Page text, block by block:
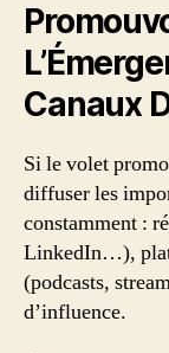
Canaux
Si le volet
diffuser les
constamment :
LinkedIn…),
(podcasts,
d’influence.